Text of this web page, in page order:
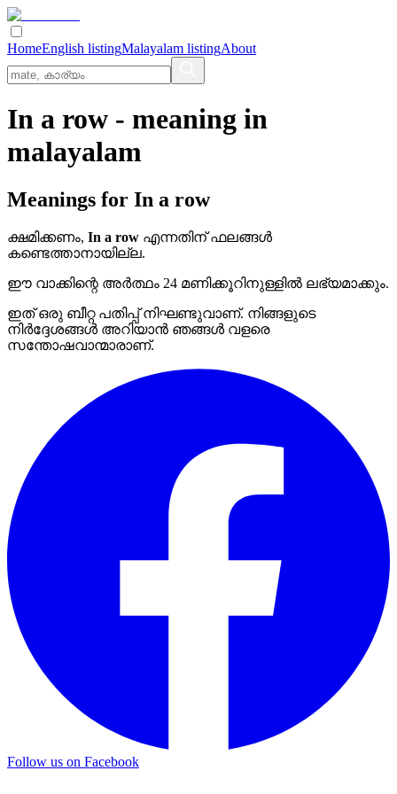
HomeEnglish listingMalayalam listingAbout
In a row - meaning in
malayalam
Meanings for In a row
ക്ഷമിക്കണം, In a row എന്നതിന് ഫലങ്ങൾ
കണ്ടെത്താനായില്ല.
ഈ വാക്കിന്റെ അർത്ഥം 24 മണിക്കൂറിനുള്ളിൽ ലഭ്യമാക്കും.
ഇത് ഒരു ബീറ്റ പതിപ്പ് നിഘണ്ടുവാണ്. നിങ്ങളുടെ
നിർദ്ദേശങ്ങൾ അറിയാൻ ഞങ്ങൾ വളരെ
സന്തോഷവാന്മാരാണ്.
Follow us on Facebook